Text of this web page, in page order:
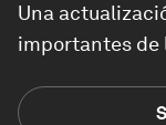
Una
importantes de